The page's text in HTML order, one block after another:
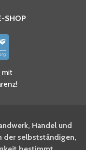
gelesen
SHOP
mit
Handel und
der selbstständigen,